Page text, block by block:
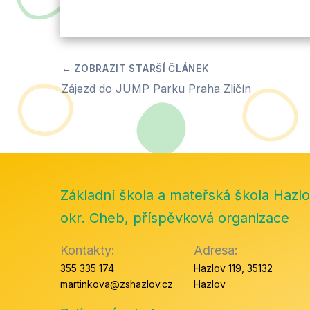
Zájezd do JUMP Parku Praha Zličín
Základní škola a mateřská škola
okr. Cheb, příspěvková organizace
Kontakty:
355 335 174
martinkova@zshazlov.cz
Adresa:
Hazlov 119, 35132
Hazlov